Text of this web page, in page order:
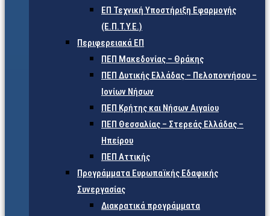
ΕΠ Τεχνική Υποστήριξη Εφαρμογής
(Ε.Π.Τ.Υ.Ε.)
Περιφερειακά ΕΠ
ΠΕΠ Μακεδονίας – Θράκης
ΠΕΠ Δυτικής Ελλάδας – Πελοποννήσου –
Ιονίων Νήσων
ΠΕΠ Κρήτης και Νήσων Αιγαίου
ΠΕΠ Θεσσαλίας – Στερεάς Ελλάδας –
Ηπείρου
ΠΕΠ Αττικής
Προγράμματα Ευρωπαϊκής Εδαφικής
Συνεργασίας
Διακρατικά προγράμματα